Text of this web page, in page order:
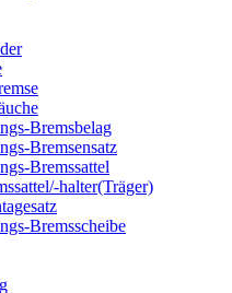
Bremsbelag
Bremsensatz
Bremssattel
halter(Träger)
Bremsscheibe